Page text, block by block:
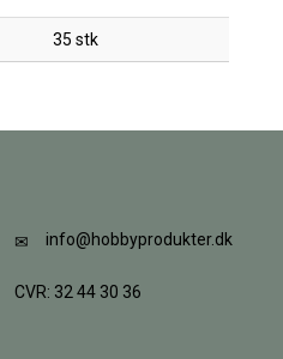
35 stk
info@hobbyprodukter.dk
CVR: 32 44 30 36